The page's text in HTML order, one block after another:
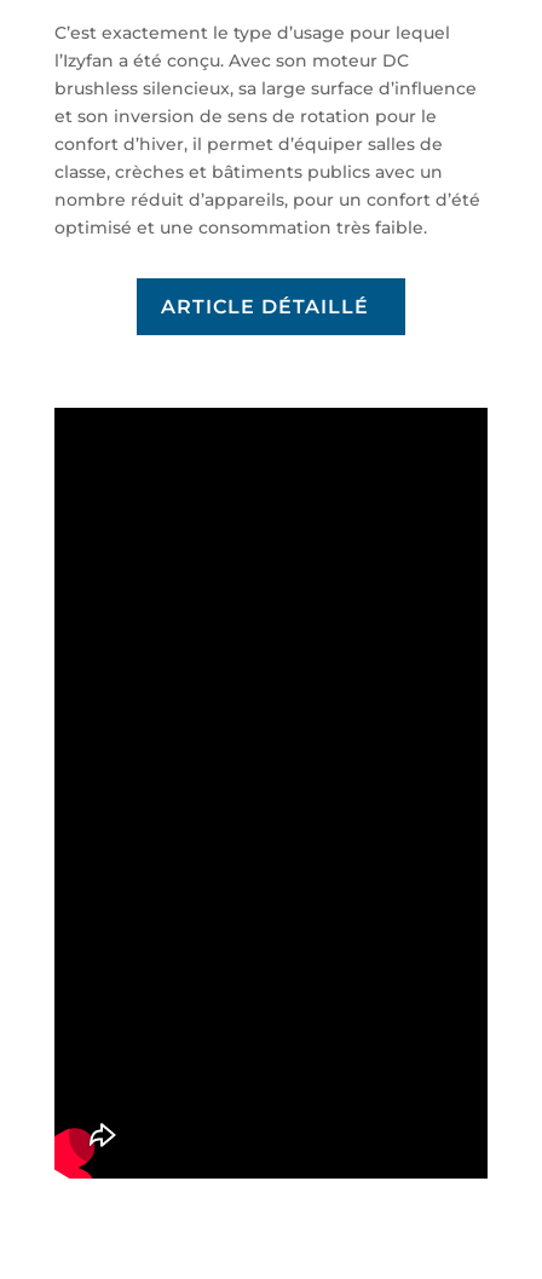
C’est exactement le type d’usage pour lequel
l’Izyfan a été conçu. Avec son moteur DC
brushless silencieux, sa large surface d’influence
et son inversion de sens de rotation pour le
confort d’hiver, il permet d’équiper salles de
classe, crèches et bâtiments publics avec un
nombre réduit d’appareils, pour un confort d’été
optimisé et une consommation très faible.
ARTICLE DÉTAILLÉ